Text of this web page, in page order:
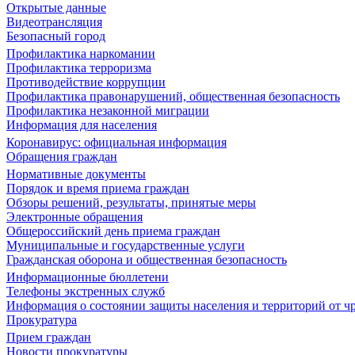
Открытые данные
Видеотрансляция
Безопасный город
Профилактика наркомании
Профилактика терроризма
Противодействие коррупции
Профилактика правонарушений, общественная безопасность
Профилактика незаконной миграции
Информация для населения
Коронавирус: официальная информация
Обращения граждан
Нормативные документы
Порядок и время приема граждан
Обзоры решений, результаты, принятые меры
Электронные обращения
Общероссийский день приема граждан
Муниципальные и государственные услуги
Гражданская оборона и общественная безопасность
Информационные бюллетени
Телефоны экстренных служб
Информация о состоянии защиты населения и территорий от
Прокуратура
Прием граждан
Новости прокуратуры